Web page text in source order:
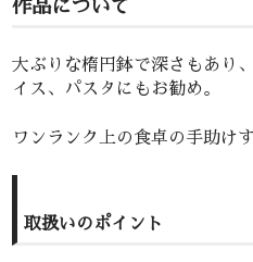
作品について
大ぶりな楕円鉢で深さもあり
イス、パスタにもお勧め。
ワンランク上の食卓の手助け
取扱いのポイント